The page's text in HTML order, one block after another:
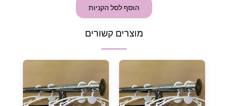
הוסף לסל הקניות
מוצרים קשורים